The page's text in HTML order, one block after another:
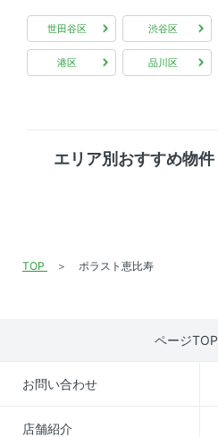
世田谷区 渋谷区
港区 品川区
エリア別おすすめ物件
TOP ポラスト恵比寿
ページTOP
お問い合わせ
店舗紹介